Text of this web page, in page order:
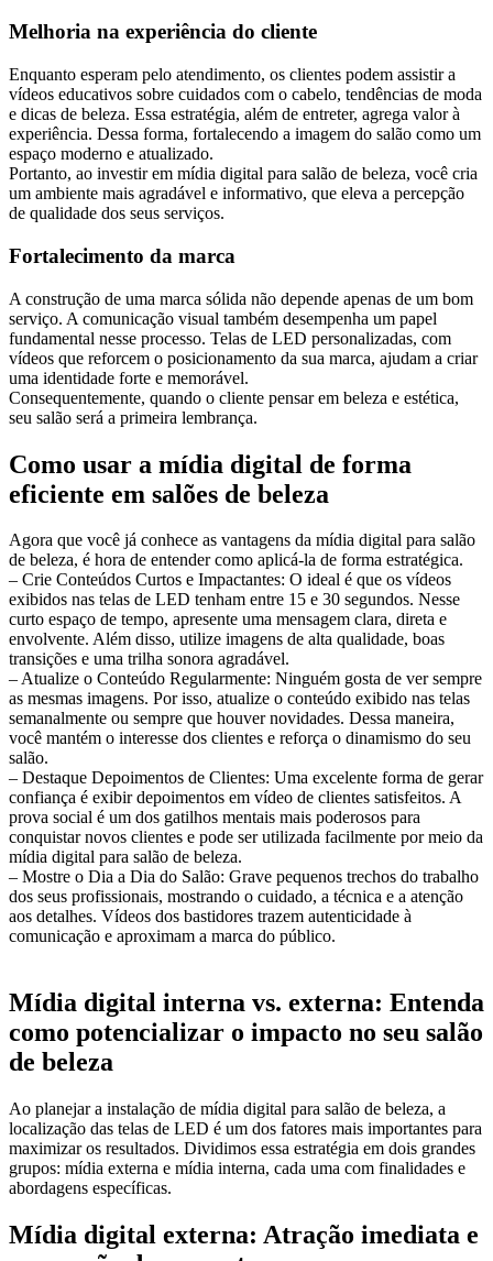
Melhoria na experiência do cliente
Enquanto esperam pelo atendimento, os clientes podem assistir a
vídeos educativos sobre cuidados com o cabelo, tendências de moda
e dicas de beleza. Essa estratégia, além de entreter, agrega valor à
experiência. Dessa forma, fortalecendo a imagem do salão como um
espaço moderno e atualizado.
Portanto, ao investir em mídia digital para salão de beleza, você cria
um ambiente mais agradável e informativo, que eleva a percepção
de qualidade dos seus serviços.
Fortalecimento da marca
A construção de uma marca sólida não depende apenas de um bom
serviço. A comunicação visual também desempenha um papel
fundamental nesse processo. Telas de LED personalizadas, com
vídeos que reforcem o posicionamento da sua marca, ajudam a criar
uma identidade forte e memorável.
Consequentemente, quando o cliente pensar em beleza e estética,
seu salão será a primeira lembrança.
Como usar a mídia digital de forma
eficiente em salões de beleza
Agora que você já conhece as vantagens da mídia digital para salão
de beleza, é hora de entender como aplicá-la de forma estratégica.
– Crie Conteúdos Curtos e Impactantes: O ideal é que os vídeos
exibidos nas telas de LED tenham entre 15 e 30 segundos. Nesse
curto espaço de tempo, apresente uma mensagem clara, direta e
envolvente. Além disso, utilize imagens de alta qualidade, boas
transições e uma trilha sonora agradável.
– Atualize o Conteúdo Regularmente: Ninguém gosta de ver sempre
as mesmas imagens. Por isso, atualize o conteúdo exibido nas telas
semanalmente ou sempre que houver novidades. Dessa maneira,
você mantém o interesse dos clientes e reforça o dinamismo do seu
salão.
– Destaque Depoimentos de Clientes: Uma excelente forma de gerar
confiança é exibir depoimentos em vídeo de clientes satisfeitos. A
prova social é um dos gatilhos mentais mais poderosos para
conquistar novos clientes e pode ser utilizada facilmente por meio da
mídia digital para salão de beleza.
– Mostre o Dia a Dia do Salão: Grave pequenos trechos do trabalho
dos seus profissionais, mostrando o cuidado, a técnica e a atenção
aos detalhes. Vídeos dos bastidores trazem autenticidade à
comunicação e aproximam a marca do público.
Mídia digital interna vs. externa: Entenda
como potencializar o impacto no seu salão
de beleza
Ao planejar a instalação de mídia digital para salão de beleza, a
localização das telas de LED é um dos fatores mais importantes para
maximizar os resultados. Dividimos essa estratégia em dois grandes
grupos: mídia externa e mídia interna, cada uma com finalidades e
abordagens específicas.
Mídia digital externa: Atração imediata e